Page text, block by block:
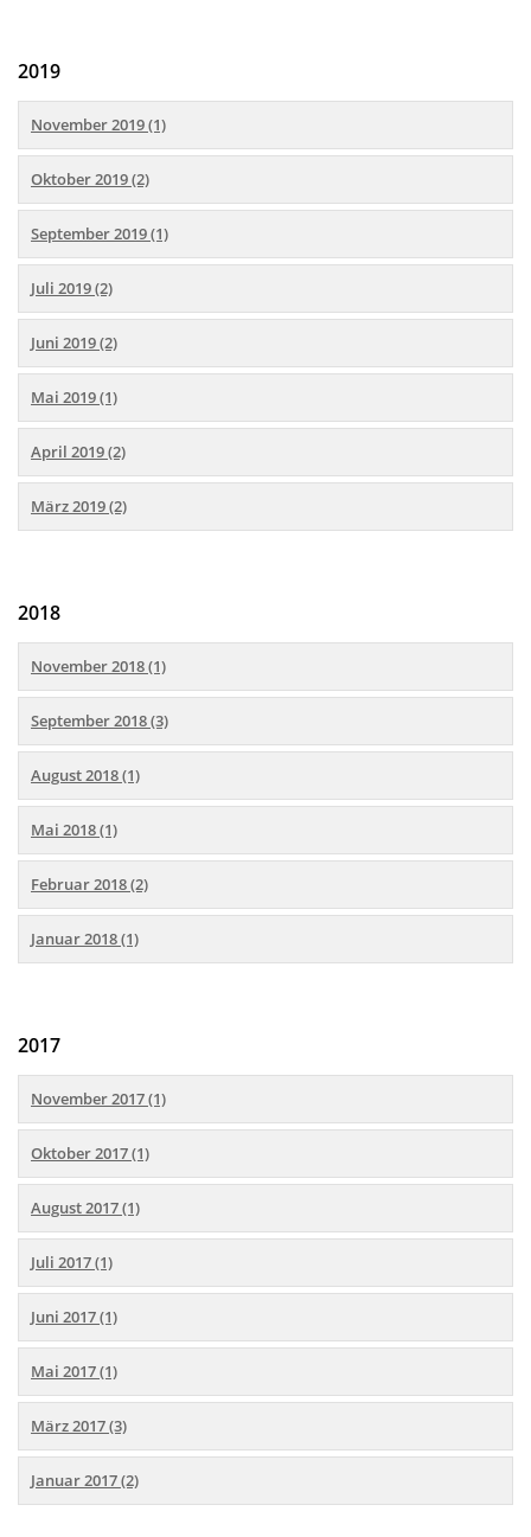
2019
November 2019 (1)
Oktober 2019 (2)
September 2019 (1)
Juli 2019 (2)
Juni 2019 (2)
Mai 2019 (1)
April 2019 (2)
März 2019 (2)
2018
November 2018 (1)
September 2018 (3)
August 2018 (1)
Mai 2018 (1)
Februar 2018 (2)
Januar 2018 (1)
2017
November 2017 (1)
Oktober 2017 (1)
August 2017 (1)
Juli 2017 (1)
Juni 2017 (1)
Mai 2017 (1)
März 2017 (3)
Januar 2017 (2)